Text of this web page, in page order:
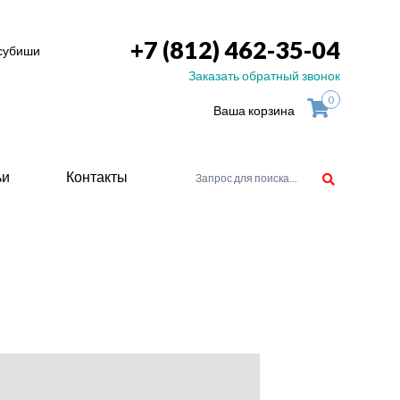
+7 (812) 462-35-04
Заказать обратный звонок
Ваша корзина
0
Контакты